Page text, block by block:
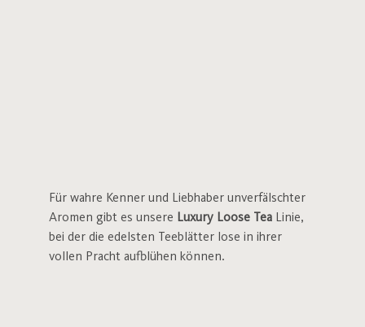
Für wahre Kenner und Liebhaber unverfälschter
Aromen gibt es unsere Luxury Loose Tea Linie,
bei der die edelsten Teeblätter lose in ihrer
vollen Pracht aufblühen können.